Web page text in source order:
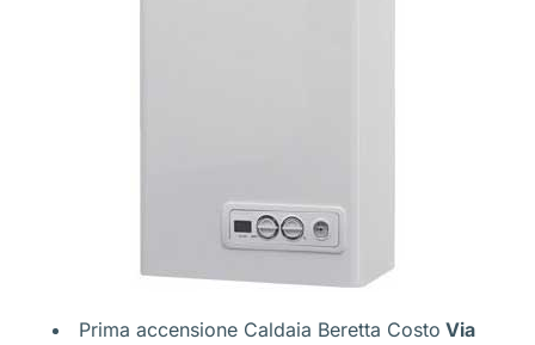
Prima accensione Caldaia Beretta Costo Via